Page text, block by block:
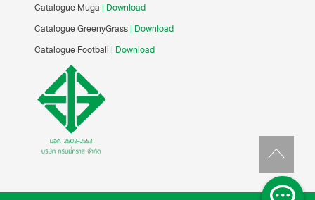
Catalogue Muga | Download
Catalogue GreenyGrass| Download
Catalogue Football | Download